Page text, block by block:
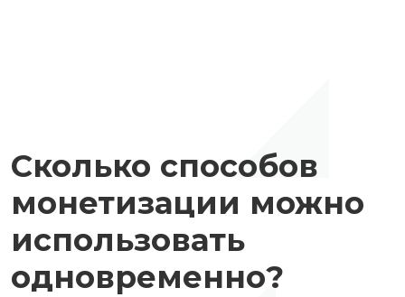
Сколько способов
монетизации можно
использовать
одновременно?